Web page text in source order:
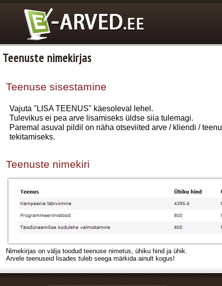
Teenuste nimekirjas
Teenuse sisestamine
Vajuta "LISA TEENUS" käesoleval lehel.
Tulevikus ei pea arve lisamiseks üldse siia tulemagi.
Paremal asuval pildil on näha otseviited arve / kliendi /
tekitamiseks.
Teenuste nimekiri
Nimekirjas on välja toodud teenuse nimetus, ühiku hind ja ühik.
Arvele teenuseid lisades tuleb seega märkida ainult kogus!